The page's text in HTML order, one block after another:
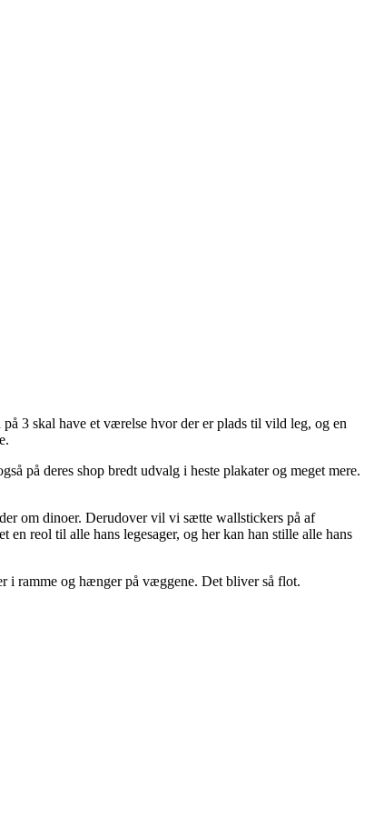
3 skal have et værelse hvor der er plads til vild leg, og en
på deres shop bredt udvalg i heste plakater og meget mere.
om dinoer. Derudover vil vi sætte wallstickers på af
reol til alle hans legesager, og her kan han stille alle hans
i ramme og hænger på væggene. Det bliver så flot.